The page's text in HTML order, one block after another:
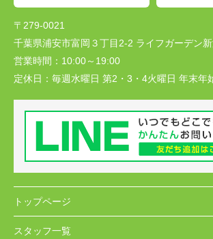
〒279-0021
千葉県浦安市富岡３丁目2-2 ライフガーデン
営業時間： 10:00～19:00
定休日： 毎週水曜日 第2・3・4火曜日 年末年
トップページ
スタッフ一覧